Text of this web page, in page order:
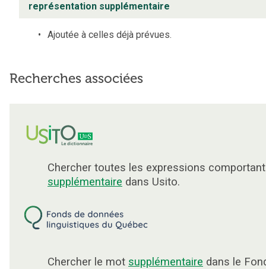
représentation supplémentaire
Ajoutée à celles déjà prévues.
Recherches associées
Chercher toutes les expressions
supplémentaire dans Usito.
Chercher le mot supplémentaire dans le